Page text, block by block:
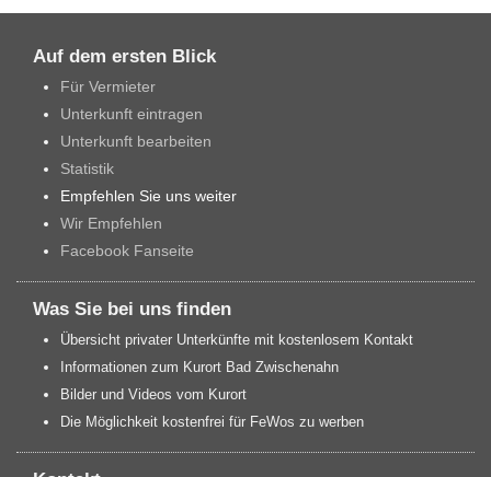
Auf dem ersten Blick
Für Vermieter
Unterkunft eintragen
Unterkunft bearbeiten
Statistik
Empfehlen Sie uns weiter
Wir Empfehlen
Facebook Fanseite
Was Sie bei uns finden
Übersicht privater Unterkünfte mit kostenlosem Kontakt
Informationen zum Kurort Bad Zwischenahn
Bilder und Videos vom Kurort
Die Möglichkeit kostenfrei für FeWos zu werben